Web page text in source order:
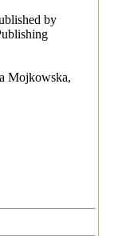
by
Mojkowska,